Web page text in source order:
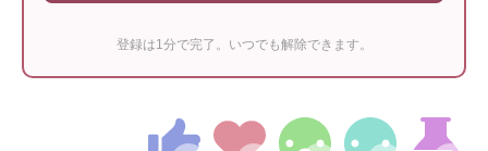
登録は1分で完了。いつでも解除できます。